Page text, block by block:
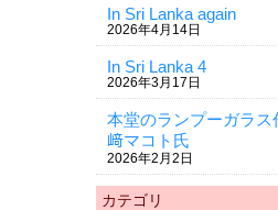
In Sri Lanka again
2026年4月14日
In Sri Lanka 4
2026年3月17日
本堂のランプーガラ
﨑マコト氏
2026年2月2日
カテゴリ